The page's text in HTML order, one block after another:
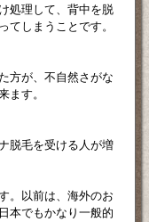
処理して、背中を脱
てしまうことです。
方が、不自然さがな
ます。
脱毛を受ける人が増
。以前は、海外のお
本でもかなり一般的